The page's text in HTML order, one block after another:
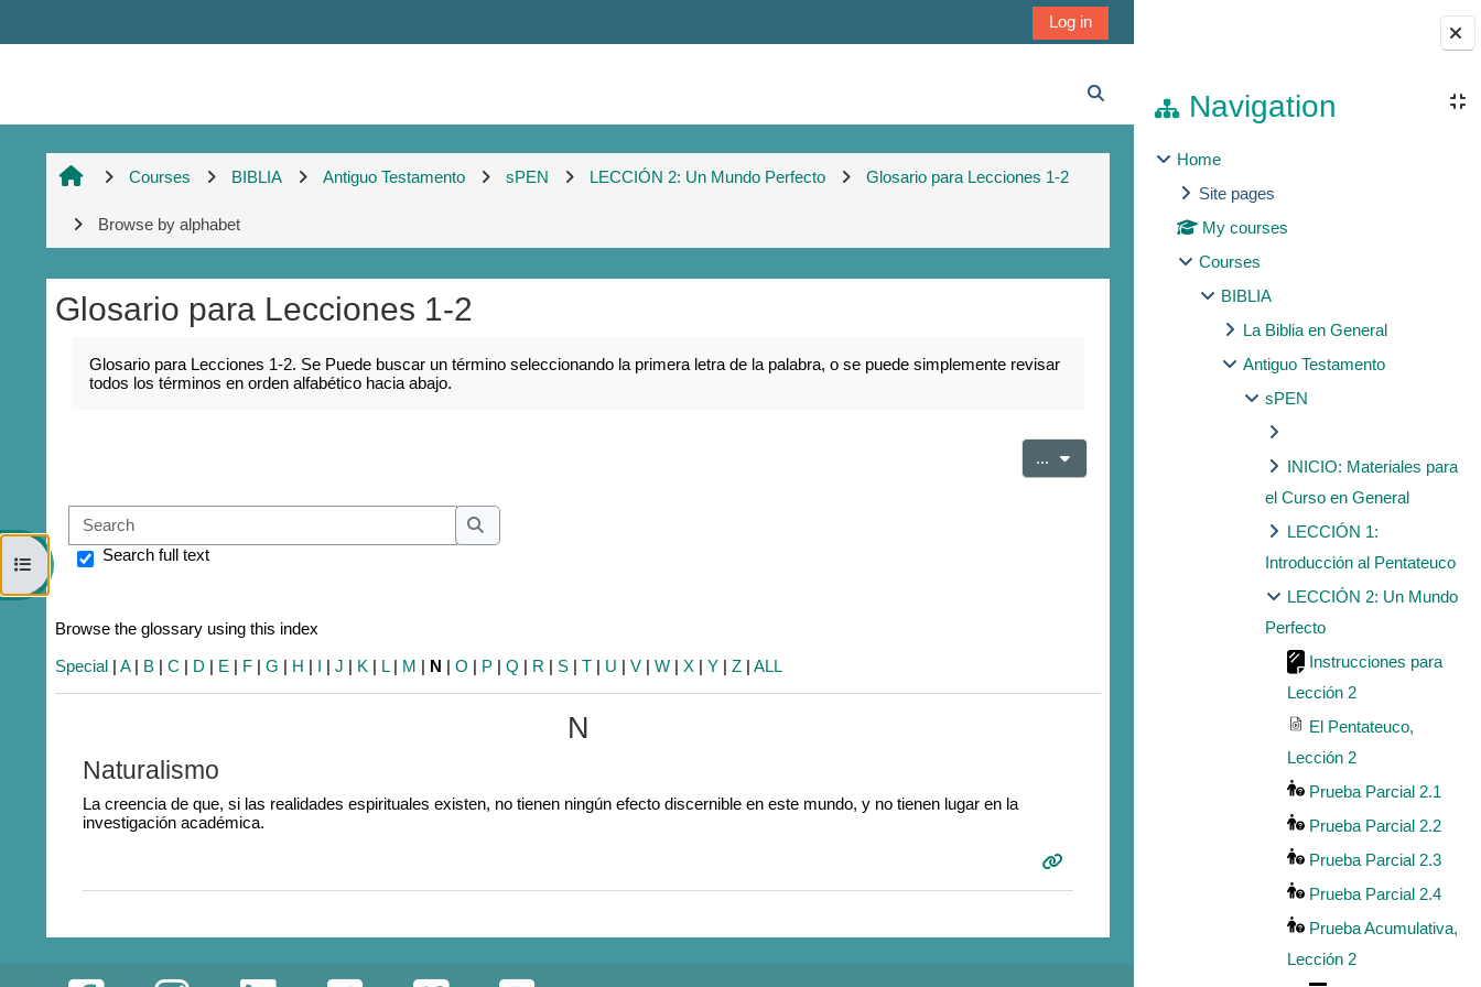
Blocks
Navigation
Home
Site pages
My courses
Courses
BIBLIA
La Biblia en General
Antiguo Testamento
sPEN
INICIO: Materiales para
el Curso en General
LECCIÓN 1:
Introducción al Pentateuco
LECCIÓN 2: Un Mundo
Perfecto
Instrucciones para
Lección 2
El Pentateuco,
Lección 2
Prueba Parcial 2.1
Prueba Parcial 2.2
Prueba Parcial 2.3
Prueba Parcial 2.4
Prueba Acumulativa,
Lección 2
Log in
Toggle search input
Open course index
Courses BIBLIA Antiguo Testamento sPEN LECCIÓN 2: Un Mundo Perfecto Glosario para Lecciones 1-2
Browse by alphabet
Glosario para Lecciones 1-2
Glosario para Lecciones 1-2. Se Puede buscar un término seleccionando la primera letra de la palabra, o se puede simplemente revisar
todos los términos en orden alfabético hacia abajo.
... Export entries
Search
Search
Search full text
Browse the glossary using this index
Special |A| B |C | D | E | F |G | H | I |J | K | L| M | N |O | P |Q | R | S |T | U |V |W |X |Y |Z |ALL
N
Naturalismo
La creencia de que, si las realidades espirituales existen, no tienen ningún efecto discernible en este mundo, y no tienen lugar en la
investigación académica.